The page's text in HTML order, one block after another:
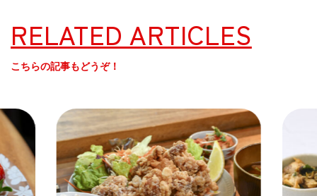
RELATED ARTICLES
こちらの記事もどうぞ！